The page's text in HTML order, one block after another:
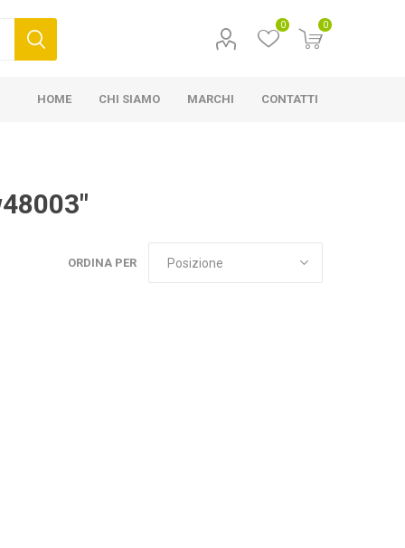
0 0
HOME CHI SIAMO MARCHI CONTATTI
ORDINA PER